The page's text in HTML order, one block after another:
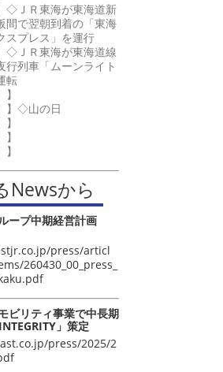
◇ＪＲ東海が東海道新
で翌朝到着の「東海
スプレス」を運行
◇ＪＲ東海が東海道線
列車「ムーンライト
転
】◇山の日
Newsから
ープ中期経営計画
press/articl
260430_00_press_
リティ事業で中長期
」策定
press/2025/2